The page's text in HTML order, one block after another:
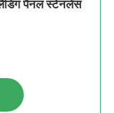
पैनल स्टेनलेस